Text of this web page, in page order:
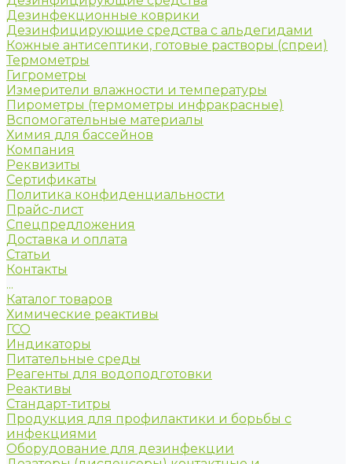
Дезинфекционные коврики
Дезинфицирующие средства с альдегидами
Кожные антисептики, готовые растворы (спреи)
Термометры
Гигрометры
Измерители влажности и температуры
Пирометры (термометры инфракрасные)
Вспомогательные материалы
Химия для бассейнов
Компания
Реквизиты
Сертификаты
Политика конфиденциальности
Прайс-лист
Спецпредложения
Доставка и оплата
Статьи
Контакты
...
Каталог товаров
Химические реактивы
ГСО
Индикаторы
Питательные среды
Реагенты для водоподготовки
Реактивы
Стандарт-титры
Продукция для профилактики и борьбы с
инфекциями
Оборудование для дезинфекции